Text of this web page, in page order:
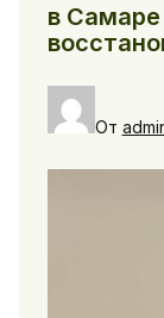
в
От